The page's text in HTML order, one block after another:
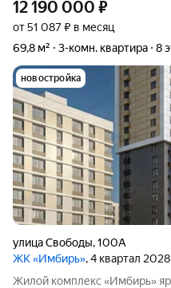
12 190 000 ₽
от 51 087 ₽ в месяц
69,8 м²
3-комн. квартира 8
новостройка
улица Свободы,100А
ЖК «Имбирь», 4 квартал 2028
Жилой комплекс «Имбирь» яркая деталь района Сормово. В